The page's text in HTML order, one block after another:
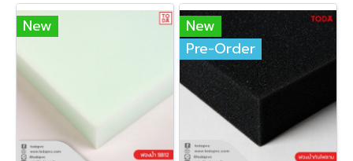
New
New
Pre-Order